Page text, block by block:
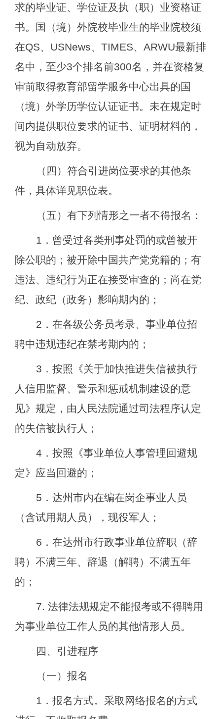
求的毕业证、学位证及执（职）业资格证
书。国（境）外院校毕业生的毕业院校须
在QS、 USNews、 TIMES、 ARWU最新排
名中，至少3个排名前300名，并在资格复
审前取得教育部留学服务中心出具的国
（境）外学历学位认证证书。未在规定时
间内提供职位要求的证书、证明材料的，
视为自动放弃。
（四）符合引进岗位要求的其他条
件，具体详见职位表。
（五）有下列情形之一者不得报名：
1 ．曾受过各类刑事处罚的或曾被开
除公职的；被开除中国共产党党籍的；有
违法、违纪行为正在接受审查的；尚在党
纪、政纪（政务）影响期内的；
2 ．在各级公务员考录、事业单位招
聘中违规违纪在禁考期内的；
3 ．按照《关于加快推进失信被执行
人信用监督、警示和惩戒机制建设的意
见》规定，由人民法院通过司法程序认定
的失信被执行人；
4 ．按照《事业单位人事管理回避规
定》应当回避的；
5 ．达州市内在编在岗企事业人员
（含试用期人员），现役军人；
6 ．在达州市行政事业单位辞职（辞
聘）不满三年、辞退（解聘）不满五年
的；
7. 法律法规规定不能报考或不得聘用
为事业单位工作人员的其他情形人员。
四、引进程序
（一）报名
1 ．报名方式。采取网络报名的方式